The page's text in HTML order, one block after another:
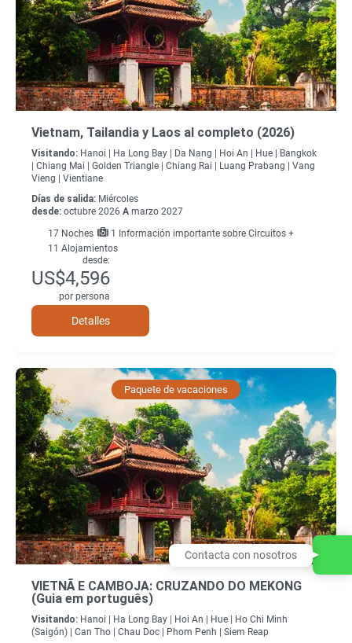
Vietnam, Tailandia y Laos al completo (2026)
Visitando: Hanoi | Ha Long Bay | Da Nang | Hoi An | Hue | Bangkok
| Chiang Mai | Golden Triangle | Chiang Rai | Luang Prabang | Vang
Vieng | Vientiane
Días de salida: Miércoles
desde: octubre 2026 A marzo 2027
17 Noches
1 Información importante sobre Circuitos +
11 Alojamientos
desde:
US$4,596
por persona
Detalles
Paquete de vacaciones
VIETNÃ E CAMBOJA: CRUZANDO DO MEKONG
(Guia em português)
Visitando: Hanoi | Ha Long Bay | Hoi An | Hue | Ho Chi Minh
(Saigón) | Can Tho | Chau Doc | Phom Penh | Siem Reap
Contacta con nosotros